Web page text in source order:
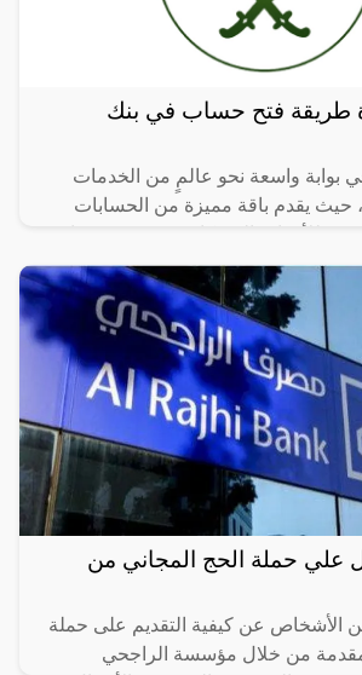
طريقة فتح حساب في بنك
بوابة واسعة نحو عالمٍ من الخدمات
حيث يقدم باقة مميزة من الحسابات
علي حملة الحج المجاني من
الأشخاص عن كيفية التقديم على حملة
من خلال مؤسسة الراجحي